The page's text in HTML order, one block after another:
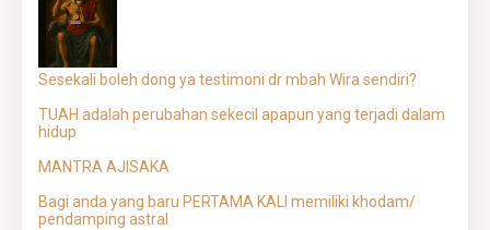
Sesekali boleh dong ya testimoni dr mbah Wira sendiri?
TUAH adalah perubahan sekecil apapun yang terjadi dalam
hidup
MANTRA AJISAKA
Bagi anda yang baru PERTAMA KALI memiliki khodam/
pendamping astral